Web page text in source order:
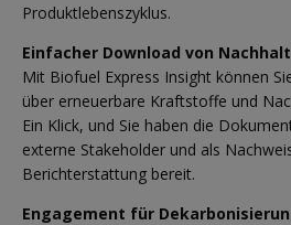
Produktlebenszyklus.
Einfacher Download von
Mit Biofuel Express Insight können
über erneuerbare Kraftstoffe und
Ein Klick, und Sie haben die
externe Stakeholder und als
Berichterstattung bereit.
Engagement für